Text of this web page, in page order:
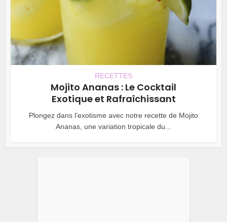
RECETTES
Mojito Ananas : Le Cocktail
Exotique et Rafraîchissant
Plongez dans l’exotisme avec notre recette de Mojito
Ananas, une variation tropicale du...